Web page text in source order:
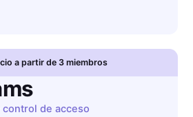
a partir de 3 miembros
de acceso